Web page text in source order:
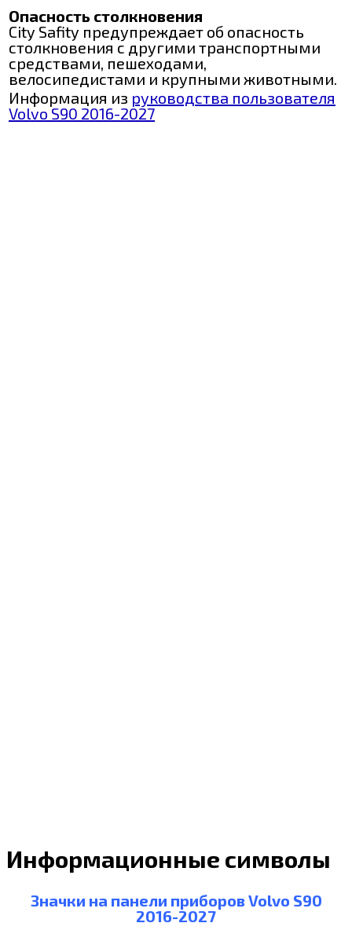
Опасность столкновения
City Safity предупреждает об опасность
столкновения с другими транспортными
средствами, пешеходами,
велосипедистами и крупными животными.
Информация из руководства пользователя
Volvo S90 2016-2027
Информационные символы
Значки на панели приборов Volvo S90
2016-2027